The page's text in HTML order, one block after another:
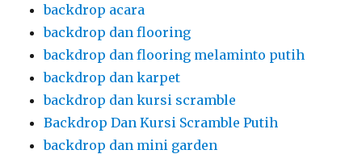
backdrop acara
backdrop dan flooring
backdrop dan flooring melaminto putih
backdrop dan karpet
backdrop dan kursi scramble
Backdrop Dan Kursi Scramble Putih
backdrop dan mini garden